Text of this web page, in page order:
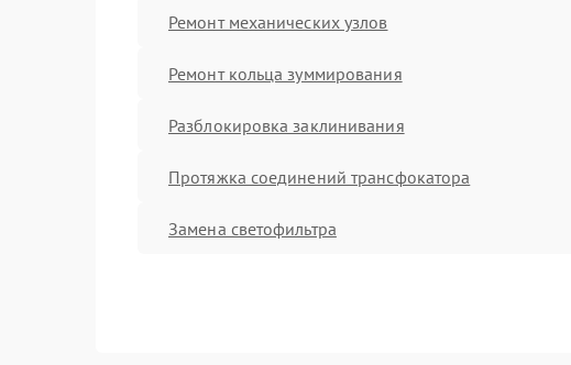
Ремонт механических узлов
Ремонт кольца зуммирования
Разблокировка заклинивания
Протяжка соединений трансфокатора
Замена светофильтра